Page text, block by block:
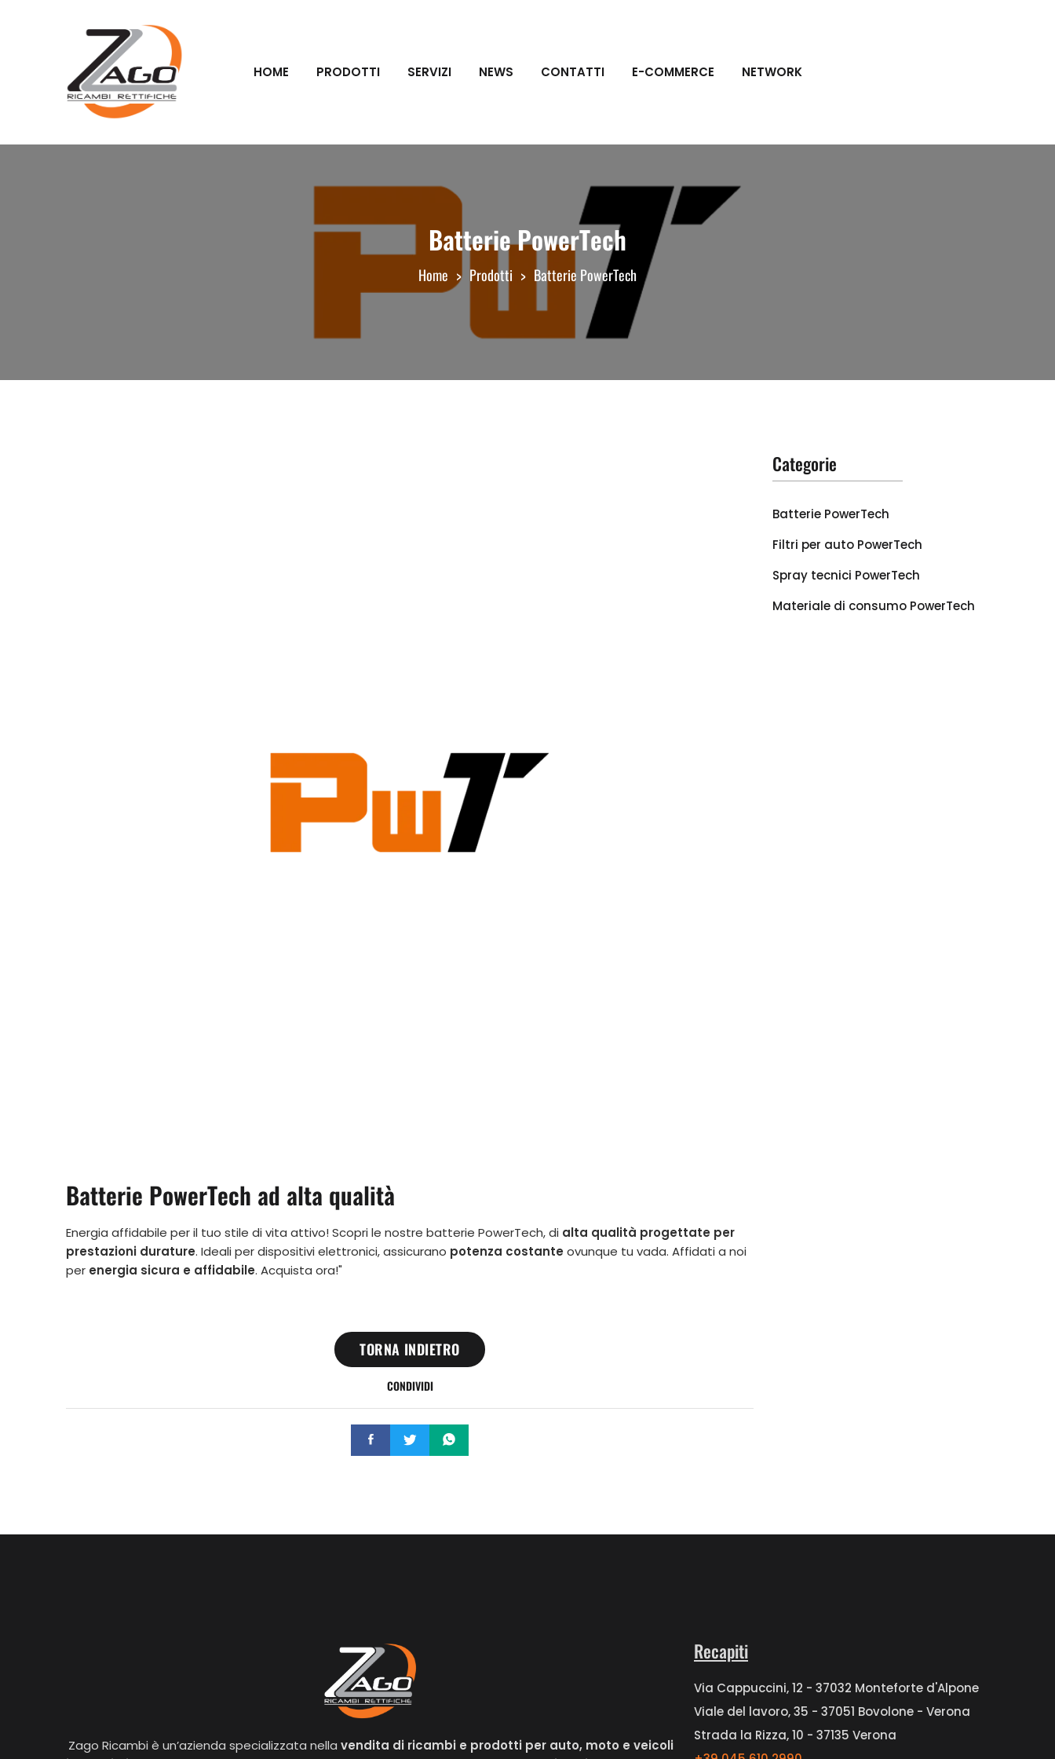
HOME PRODOTTI SERVIZI NEWS CONTATTI E-COMMERCE NETWORK
Batterie PowerTech
Home Prodotti Batterie PowerTech
Batterie PowerTech ad alta qualità
Energia affidabile per il tuo stile di vita attivo! Scopri le nostre batterie PowerTech, di alta qualità progettate per
prestazioni durature. Ideali per dispositivi elettronici, assicurano potenza costante ovunque tu vada. Affidati a noi
per energia sicura e affidabile. Acquista ora!"
TORNA INDIETRO
CONDIVIDI
Categorie
Batterie PowerTech
Filtri per auto PowerTech
Spray tecnici PowerTech
Materiale di consumo PowerTech
Zago Ricambi è un’azienda specializzata nella vendita di ricambi e prodotti per auto, moto e veicoli
Recapiti
Via Cappuccini, 12 - 37032 Monteforte d'Alpone
Viale del lavoro, 35 - 37051 Bovolone - Verona
Strada la Rizza, 10 - 37135 Verona